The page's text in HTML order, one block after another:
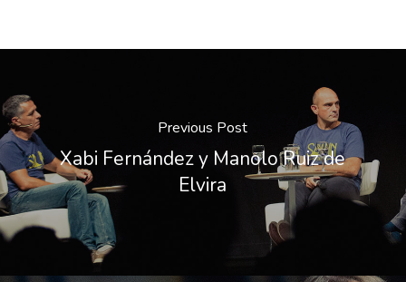
Previous Post
Xabi Fernández y Manolo Ruiz de
Elvira